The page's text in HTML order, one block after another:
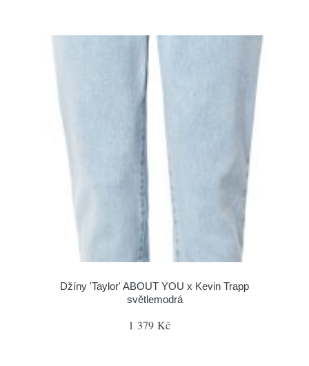
Džíny 'Taylor' ABOUT YOU x Kevin Trapp
světlemodrá
1 379 Kč